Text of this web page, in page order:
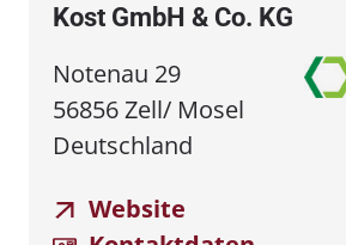
Kost GmbH & Co. KG
Notenau 29
56856 Zell/ Mosel
Deutschland
Website